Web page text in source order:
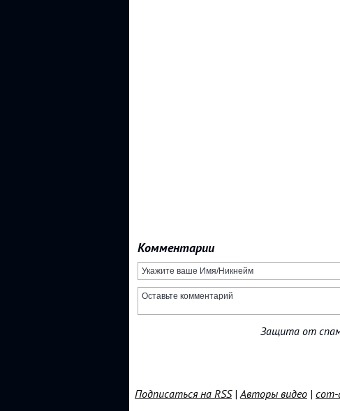
Комментарии
Защита от
Подписаться на RSS|Авторы видео |